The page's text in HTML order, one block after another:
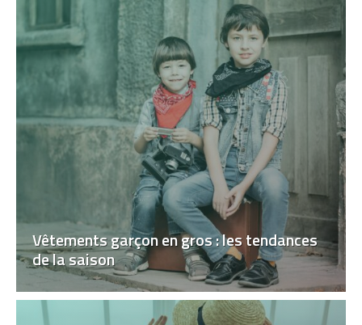
Vêtements garçon en gros : les tendances
de la saison